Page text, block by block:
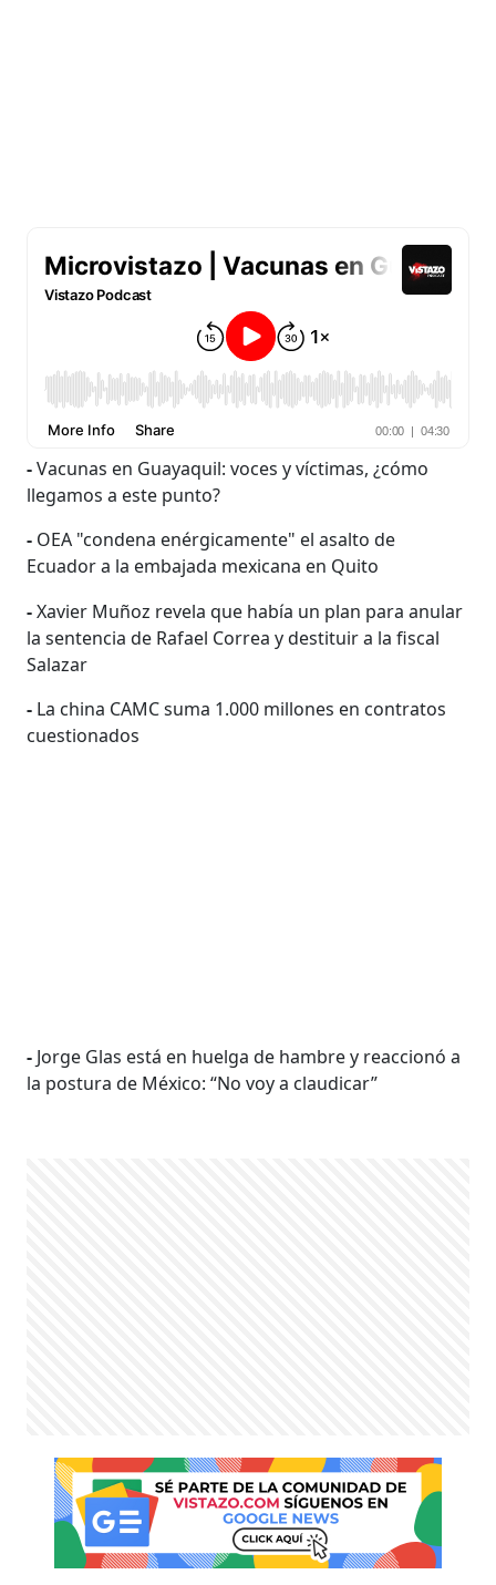
-Vacunas en Guayaquil: voces y víctimas, ¿cómo
llegamos a este punto?
- OEA "condena enérgicamente" el asalto de
Ecuador a la embajada mexicana en Quito
-Xavier Muñoz revela que había un plan para anular
la sentencia de Rafael Correa y destituir a la fiscal
Salazar
- La china CAMC suma 1.000 millones en contratos
cuestionados
- Jorge Glas está en huelga de hambre y reaccionó a
la postura de México: “No voy a claudicar”